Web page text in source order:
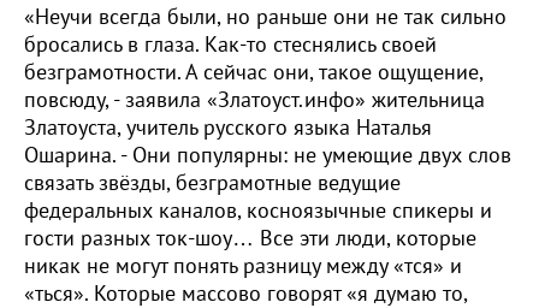
«Неучи всегда были, но раньше они не так сильно
бросались в глаза. Как-то стеснялись своей
безграмотности. А сейчас они, такое ощущение,
повсюду, - заявила «Златоуст.инфо» жительница
Златоуста, учитель русского языка Наталья
Ошарина. - Они популярны: не умеющие двух слов
связать звёзды, безграмотные ведущие
федеральных каналов, косноязычные спикеры и
гости разных ток-шоу… Все эти люди, которые
никак не могут понять разницу между «тся» и
«ться». Которые массово говорят «я думаю то,